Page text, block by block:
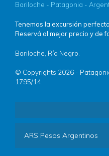
Bariloche - Patagonia -
Tenemos la excursión
Reservá al mejor precio y de
Bariloche, Río Negro.
© Copyrights 2026 -
1795/14.
ARS Pesos Argentinos